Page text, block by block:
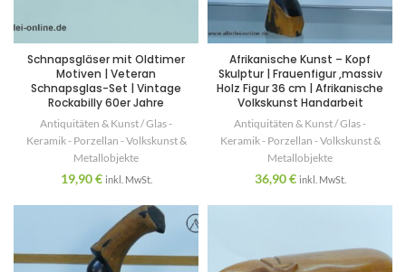
Schnapsgläser mit Oldtimer
Motiven | Veteran
Schnapsglas-Set | Vintage
Rockabilly 60er Jahre
Antiquitäten & Kunst / Glas -
Keramik - Porzellan - Volkskunst &
Metallobjekte
19,90€ inkl. MwSt.
Afrikanische Kunst – Kopf
Skulptur | Frauenfigur ,massiv
Holz Figur 36 cm | Afrikanische
Volkskunst Handarbeit
Antiquitäten & Kunst / Glas -
Keramik - Porzellan - Volkskunst &
Metallobjekte
36,90€ inkl. MwSt.